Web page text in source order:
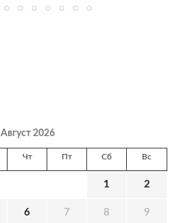
Август 2026
Чт Пт Сб Вс
1 2
6 7 8 9